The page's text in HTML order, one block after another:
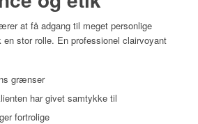
at få adgang til meget personlige
en stor rolle. En professionel clairvoyant
grænser
har givet samtykke til
fortrolige